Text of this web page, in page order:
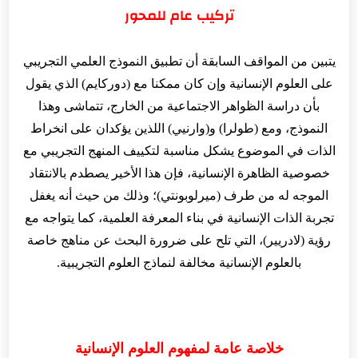
تركيب عام للمحور
يتبين من المواقف السابقة أن تطبيق النموذج العلمي التجريبي
على العلوم الإنسانية وإن كان ممكنا مع (دوركايم) الذي يقول
بأن دراسة الظواهر الاجتماعية من الخارج، تتماشى وهذا
النموذج، ومع (طولرا) و(وارنيي) اللذين يؤكدان على انخراط
الذات في الموضوع يشكل مناسبة لتكييف المنهج التجريبي مع
خصوصية الظاهرة الإنسانية، فإن هذا الأخير يصطدم بالانتقاد
الموجه له من طرف (ميرلوبونتي)؛ وذلك من حيث أنه يغفل
تجربة الذات الإنسانية في بناء المعرفة العلمية، كما يتواجه مع
رؤية (لادريير)، التي تلح على ضرورة البحث عن مناهج خاصة
بالعلوم الإنسانية مخالفة لنماذج العلوم التجريبية.
خلاصة عامة لمفهوم العلوم الإنسانية